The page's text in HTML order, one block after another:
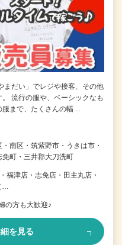
まだい」でレジや接客、その他
流行の服や、ベーシックなも
まで、たくさんの幅…
南区・筑紫野市・うきは市・
町・三井郡大刀洗町
福津店・志免店・田主丸店・
の方も大歓迎♪
を見る